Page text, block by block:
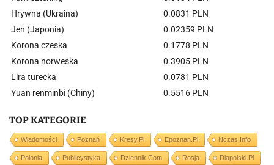
Hrywna (Ukraina)
0.0831 PLN
Jen (Japonia)
0.02359 PLN
Korona czeska
0.1778 PLN
Korona norweska
0.3905 PLN
Lira turecka
0.0781 PLN
Yuan renminbi (Chiny)
0.5516 PLN
TOP KATEGORIE
Wiadomości Poznań Kresy.pl Epoznan.pl Nczas.info
Polonia Publicystyka Dziennik.com Rosja Dlapolski.pl